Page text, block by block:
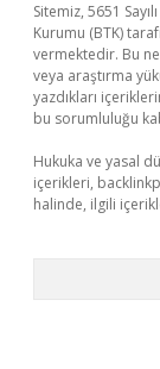
Sitemiz, 5651
Kurumu (BTK)
vermektedir. Bu
veya araştırma
yazdıkları
bu sorumluluğu
Hukuka ve yasal
içerikleri,
halinde, ilgili